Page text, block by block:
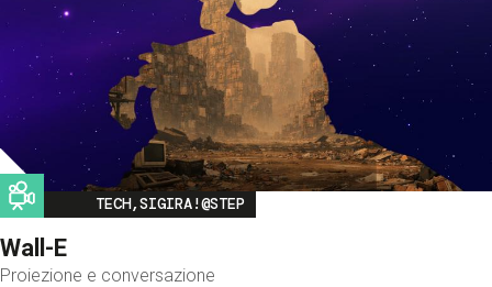
Image
TECH,SIGIRA!@STEP
Wall-E
Proiezione e conversazione